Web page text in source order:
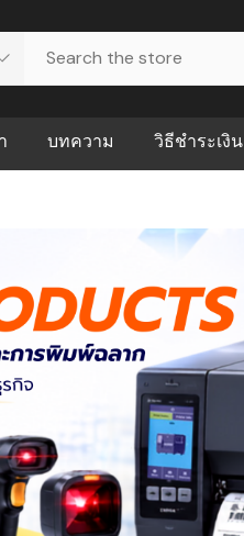
อร์
บทความ
บริหารคลังสินค้าที่ช่วยลด
สต็อกแบบ Real-time
ปัญหาคลังสินค้าที่บอกว่า
ธุรกิจของคุณควรเริ่มใช้
WMS กับ ERP ต่างกัน
อย่างไร? ทำไมหลายธุรกิจ
ต้องใช้ร่วมกัน
ใช้ Excel คุมสต็อก กับใช้
วิธีชำระเงิน